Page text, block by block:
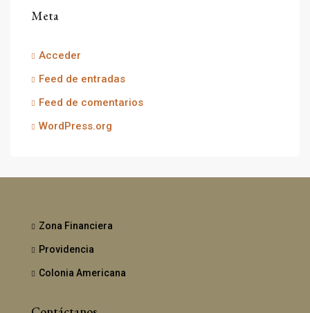
Meta
Acceder
Feed de entradas
Feed de comentarios
WordPress.org
Zona Financiera
Providencia
Colonia Americana